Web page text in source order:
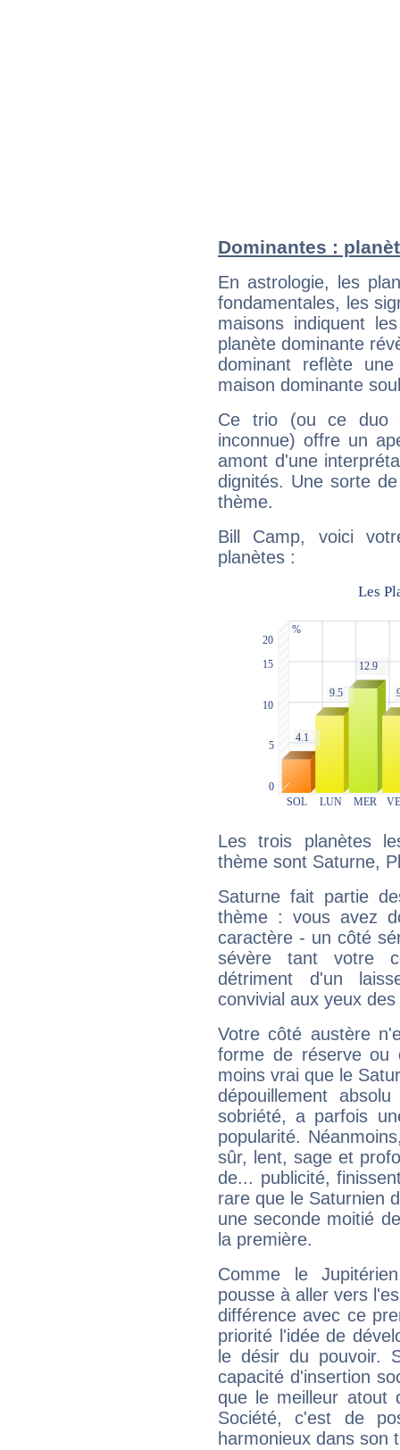
Dominantes :
En astrologie, les
fondamentales, les
maisons indiquent
planète dominante
dominant reflète
maison dominante
Ce trio (ou ce duo
inconnue) offre un
amont d'une
dignités. Une sorte
thème.
Bill Camp, voici
planètes :
Les trois planètes
thème sont Saturne,
Saturne fait partie
thème : vous avez
caractère - un côté
sévère tant votre
détriment d'un
convivial aux yeux
Votre côté austère
forme de réserve
moins vrai que le
dépouillement
sobriété, a parfois
popularité.
sûr, lent, sage et
de... publicité,
rare que le Saturnien
une seconde moitié
la première.
Comme le
pousse à aller vers
différence avec ce
priorité l'idée de
le désir du pouvoir.
capacité d'insertion
que le meilleur atout
Société, c'est de
harmonieux dans son